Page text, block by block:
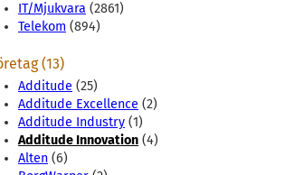
IT/Mjukvara (2861)
Telekom (894)
(13)
Additude (25)
Additude Excellence (2)
Additude Industry (1)
Additude Innovation (4)
Alten (6)